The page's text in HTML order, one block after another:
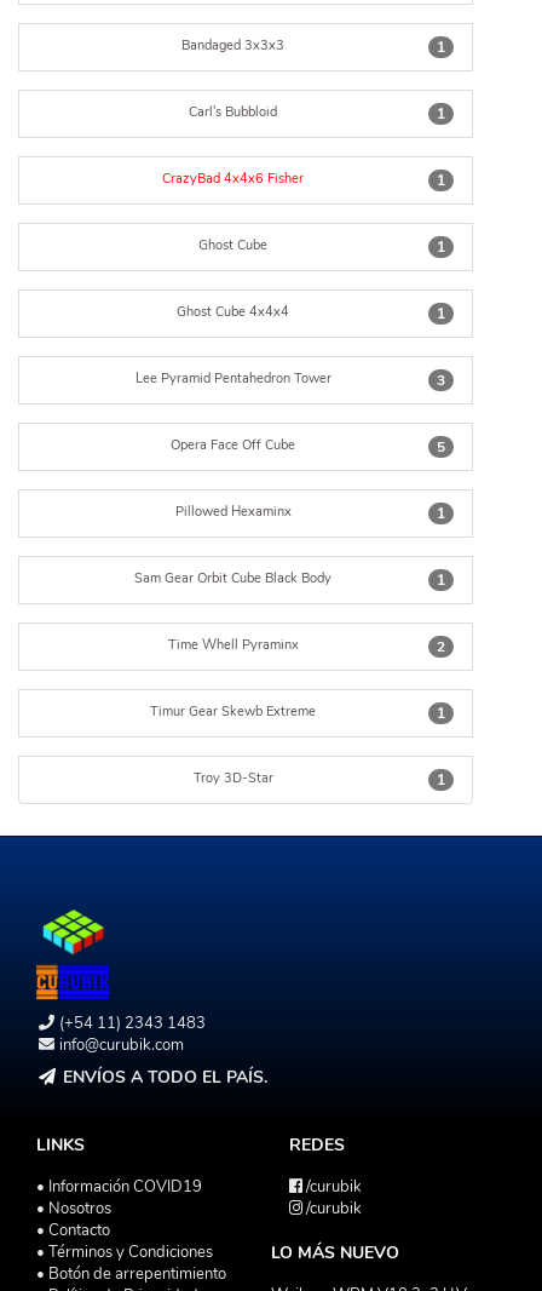
1
Bandaged 3x3x3
1
Carl's Bubbloid
1
CrazyBad 4x4x6 Fisher
1
Ghost Cube
1
Ghost Cube 4x4x4
3
Lee Pyramid Pentahedron Tower
5
Opera Face Off Cube
1
Pillowed Hexaminx
1
Sam Gear Orbit Cube Black Body
2
Time Whell Pyraminx
1
Timur Gear Skewb Extreme
1
Troy 3D-Star
(+54 11) 2343 1483
info@curubik.com
ENVÍOS A TODO EL PAÍS.
LINKS
• Información COVID19
• Nosotros
• Contacto
• Términos y Condiciones
• Botón de arrepentimiento
REDES
/curubik
/curubik
LO MÁS NUEVO